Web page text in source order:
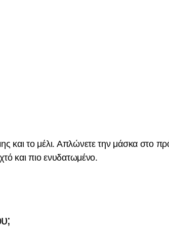
και το μέλι. Απλώνετε την μάσκα στο
και πιο ενυδατωμένο.